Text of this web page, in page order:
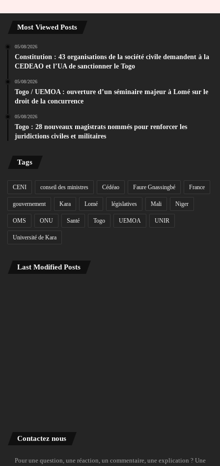
Most Viewed Posts
05/08/2026
Constitution : 43 organisations de la société civile demandent à la
CEDEAO et l’UA de sanctionner le Togo
05/08/2026
Togo / UEMOA : ouverture d’un séminaire majeur à Lomé sur le
droit de la concurrence
05/08/2026
Togo : 28 nouveaux magistrats nommés pour renforcer les
juridictions civiles et militaires
Tags
CENI conseil des ministres Cédéao Faure Gnassingbé France
gouvernement Kara Lomé législatives Mali Niger
OMS ONU Santé Togo UEMOA UNIR
Université de Kara
Last Modified Posts
Contactez nous
Pour une question, une réaction, un commentaire, une explication ? Une